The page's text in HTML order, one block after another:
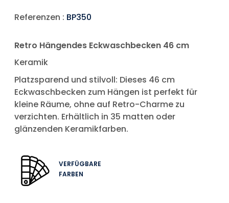
Referenzen : BP350
Retro Hängendes Eckwaschbecken 46 cm
Keramik
Platzsparend und stilvoll: Dieses 46 cm
Eckwaschbecken zum Hängen ist perfekt für
kleine Räume, ohne auf Retro-Charme zu
verzichten. Erhältlich in 35 matten oder
glänzenden Keramikfarben.
VERFÜGBARE
FARBEN